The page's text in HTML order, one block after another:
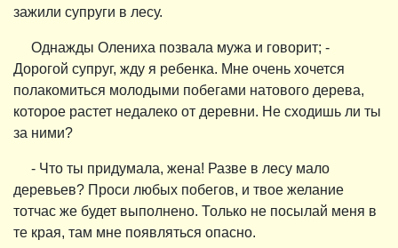
зажили супруги в лесу.
Однажды Олениха позвала мужа и говорит; -
Дорогой супруг, жду я ребенка. Мне очень хочется
полакомиться молодыми побегами натового дерева,
которое растет недалеко от деревни. Не сходишь ли ты
за ними?
- Что ты придумала, жена! Разве в лесу мало
деревьев? Проси любых побегов, и твое желание
тотчас же будет выполнено. Только не посылай меня в
те края, там мне появляться опасно.